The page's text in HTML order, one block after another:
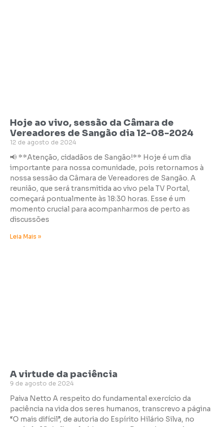
Hoje ao vivo, sessão da Câmara de
Vereadores de Sangão dia 12-08-2024
12 de agosto de 2024
📢 **Atenção, cidadãos de Sangão!** Hoje é um dia
importante para nossa comunidade, pois retornamos à
nossa sessão da Câmara de Vereadores de Sangão. A
reunião, que será transmitida ao vivo pela TV Portal,
começará pontualmente às 18:30 horas. Esse é um
momento crucial para acompanharmos de perto as
discussões
Leia Mais »
A virtude da paciência
9 de agosto de 2024
Paiva Netto A respeito do fundamental exercício da
paciência na vida dos seres humanos, transcrevo a página
“O mais difícil”, de autoria do Espírito Hilário Silva, no